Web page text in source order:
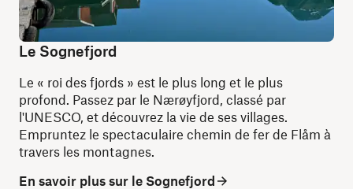
Le Sognefjord
Le « roi des fjords » est le plus long et le plus
profond. Passez par le Nærøyfjord, classé par
l'UNESCO, et découvrez la vie de ses villages.
Empruntez le spectaculaire chemin de fer de Flåm à
travers les montagnes.
En savoir plus sur le Sognefjord